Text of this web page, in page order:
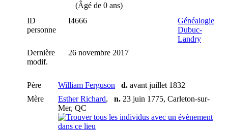
(Âgé de 0 ans)
ID
personne
I4666
Généalogie
Dubuc-
Landry
Dernière
modif.
26 novembre 2017
Père William Ferguson d. avant juillet 1832
Mère
Esther Richard, n. 23 juin 1775, Carleton-sur-
Mer, QC